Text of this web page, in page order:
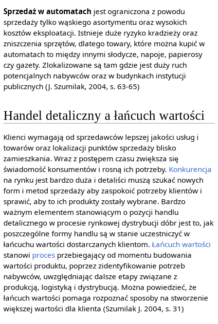
Sprzedaż w automatach jest ograniczona z powodu
sprzedaży tylko wąskiego asortymentu oraz wysokich
kosztów eksploatacji. Istnieje duże ryzyko kradzieży oraz
zniszczenia sprzętów, dlatego towary, które można kupić w
automatach to między innymi słodycze, napoje, papierosy
czy gazety. Zlokalizowane są tam gdzie jest duży ruch
potencjalnych nabywców oraz w budynkach instytucji
publicznych (J. Szumilak, 2004, s. 63-65)
Handel detaliczny a łańcuch wartości
Klienci wymagają od sprzedawców lepszej jakości usług i
towarów oraz lokalizacji punktów sprzedaży blisko
zamieszkania. Wraz z postępem czasu zwiększa się
świadomość konsumentów i rosną ich potrzeby. Konkurencja
na rynku jest bardzo duża i detaliści muszą szukać nowych
form i metod sprzedaży aby zaspokoić potrzeby klientów i
sprawić, aby to ich produkty zostały wybrane. Bardzo
ważnym elementem stanowiącym o pozycji handlu
detalicznego w procesie rynkowej dystrybucji dóbr jest to, jak
poszczególne formy handlu są w stanie uczestniczyć w
łańcuchu wartości dostarczanych klientom. Łańcuch wartości
stanowi procesprzebiegający od momentu budowania
wartości produktu, poprzez zidentyfikowanie potrzeb
nabywców, uwzględniając dalsze etapy związane z
produkcją, logistyką i dystrybucją. Można powiedzieć, że
łańcuch wartości pomaga rozpoznać sposoby na stworzenie
większej wartości dla klienta (Szumilak J. 2004, s. 31)